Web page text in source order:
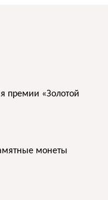
премии «Золотой
монеты